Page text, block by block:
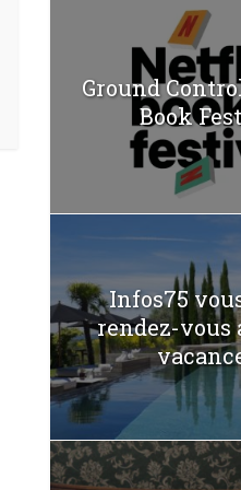
Ground
Book
Infos75
rendez-vous